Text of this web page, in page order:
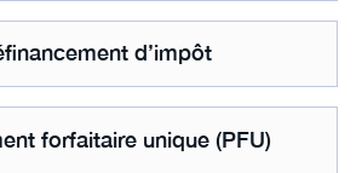
d’impôt
forfaitaire unique (PFU)